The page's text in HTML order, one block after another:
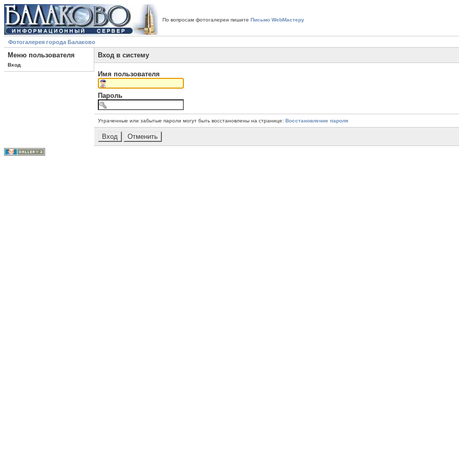
По вопросам фотогалереи пишите Письмо WebМастеру
Фотогалерея города Балаково
Меню пользователя
Вход
Вход в систему
Имя пользователя
Пароль
Утраченные или забытые пароли могут быть восстановлены на странице: Восстановление пароля